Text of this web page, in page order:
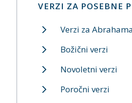
VERZI ZA POSEBNE
Verzi za
Božični verzi
Novoletni verzi
Poročni verzi